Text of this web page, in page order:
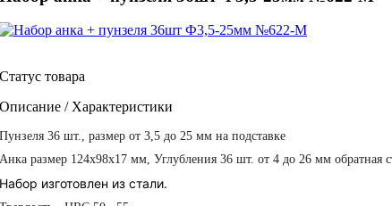
Статус товара
Описание / Характеристики
Пунзеля 36 шт., размер от 3,5 до 25 мм на подставке
Анка размер 124х98х17 мм, Углубления 36 шт. от 4 до 26 мм обратная
Набор изготовлен из стали.